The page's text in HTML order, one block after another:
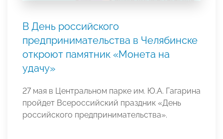
В День российского
предпринимательства в Челябинске
откроют памятник «Монета на
удачу»
27 мая в Центральном парке им. Ю.А. Гагарина
пройдет Всероссийский праздник «День
российского предпринимательства».